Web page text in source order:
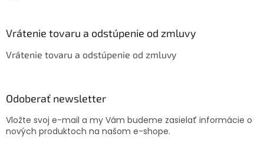
Vrátenie tovaru a odstúpenie od zmluvy
Vrátenie tovaru a odstúpenie od zmluvy
Odoberať newsletter
Vložte svoj e-mail a my Vám budeme zasielať informácie o
nových produktoch na našom e-shope.